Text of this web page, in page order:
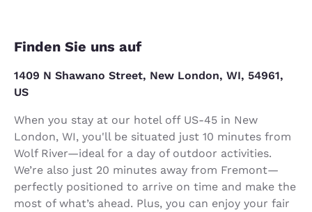
Finden Sie uns auf
1409 N Shawano Street, New London, WI, 54961,
US
When you stay at our hotel off US-45 in New
London, WI, you'll be situated just 10 minutes from
Wolf River—ideal for a day of outdoor activities.
We’re also just 20 minutes away from Fremont—
perfectly positioned to arrive on time and make the
most of what’s ahead. Plus, you can enjoy your fair